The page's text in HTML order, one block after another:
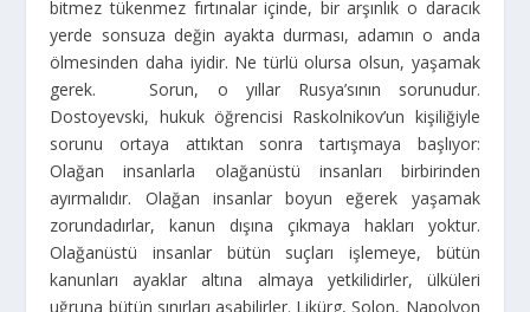
bitmez tükenmez fırtınalar içinde, bir arşınlık o daracık
yerde sonsuza değin ayakta durması, adamın o anda
ölmesinden daha iyidir. Ne türlü olursa olsun, yaşamak
gerek. Sorun, o yıllar Rusya’sının sorunudur.
Dostoyevski, hukuk öğrencisi Raskolnikov’un kişiliğiyle
sorunu ortaya attıktan sonra tartışmaya başlıyor:
Olağan insanlarla olağanüstü insanları birbirinden
ayırmalıdır. Olağan insanlar boyun eğerek yaşamak
zorundadırlar, kanun dışına çıkmaya hakları yoktur.
Olağanüstü insanlar bütün suçları işlemeye, bütün
kanunları ayaklar altına almaya yetkilidirler, ülküleri
uğruna bütün sınırları aşabilirler. Likürg, Solon, Napolyon